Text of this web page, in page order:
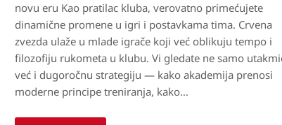
novu eru Kao pratilac kluba, verovatno primećujete
dinamične promene u igri i postavkama tima. Crvena
zvezda ulaže u mlade igrače koji već oblikuju tempo i
filozofiju rukometa u klubu. Vi gledate ne samo
već i dugoročnu strategiju — kako akademija prenosi
moderne principe treniranja, kako…